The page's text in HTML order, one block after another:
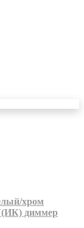
хром
диммер